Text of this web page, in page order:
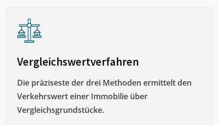
Vergleichswertverfahren
Die präziseste der drei Methoden ermittelt den
Verkehrswert einer Immobilie über
Vergleichsgrundstücke.